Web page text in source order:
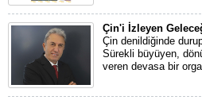
Çin'i İzleyen
Çin denildiğinde
Sürekli büyüyen,
veren devasa bir